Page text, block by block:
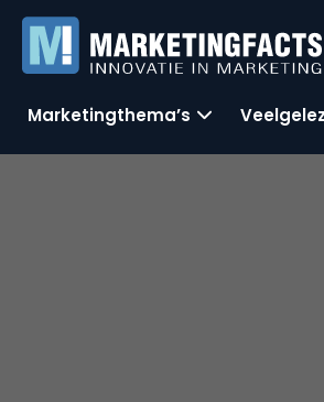
Marketingthema’s